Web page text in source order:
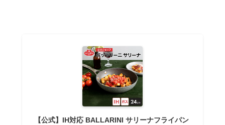
【公式】IH対応 BALLARINI サリーナフライパン